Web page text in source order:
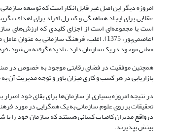
امروزه دیگر این اصل غیر قابل انکار است که توسعه
عقلایی برای ایجاد هماهنگی و کنترل افراد برای اهداف
است یا مجموعه‌ای است از اجزای کلیدی که ارزش‌های
(عاصمی‌پور، 1375). اغلب، فرهنگ سازمانی
معانی موجود در یک سازمان دارد، نادیده گرفته می‌شود،
همچنین موفقیت در فضای رقابتی موجود به خصوص در صنعت
بازاریابی در هر کسب و کاری میزان باور و توجه مدیریت آن به
تحقیقات بر روی علوم سازمانی به یک همگرایی در مورد
درواقع مدیران کامیاب کسانی هستند که سازمان خود را با
بینش بپذیرند.